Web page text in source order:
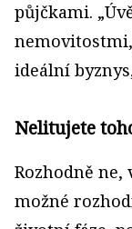
půjčkami.
ideální
Nelitujete
Rozhodně
možné